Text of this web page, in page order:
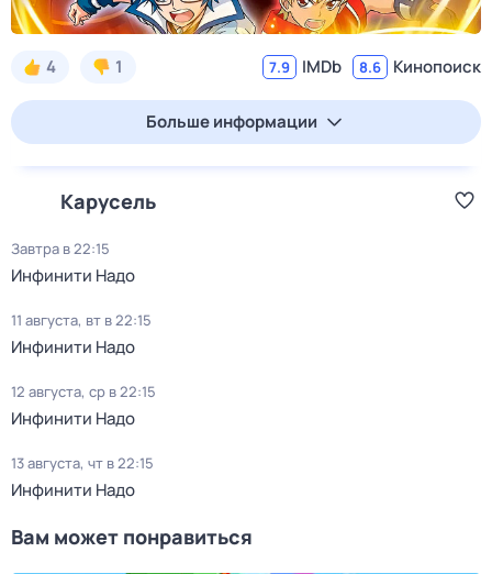
4 1 7.9 IMDb 8.6 Кинопоиск
Больше информации
Карусель
Завтра в 22:15
Инфинити Надо
11 августа, вт в 22:15
Инфинити Надо
12 августа, ср в 22:15
Инфинити Надо
13 августа, чт в 22:15
Инфинити Надо
Вам может понравиться